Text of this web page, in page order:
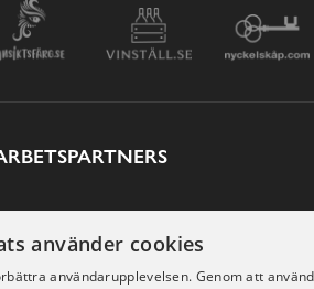
använder cookies
användarupplevelsen. Genom att